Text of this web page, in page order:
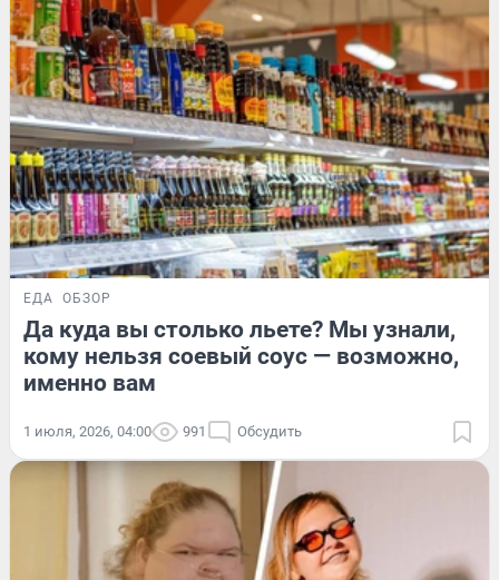
ЕДА ОБЗОР
Да куда вы столько льете? Мы узнали,
кому нельзя соевый соус — возможно,
именно вам
1 июля, 2026, 04:00 991 Обсудить